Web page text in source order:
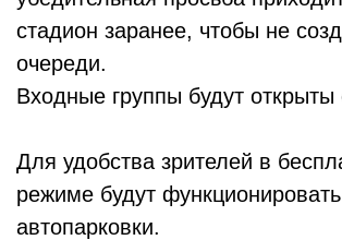
стадион заранее, чтобы не
очереди.
Входные группы будут открыты
Для удобства зрителей в
режиме будут
автопарковки.